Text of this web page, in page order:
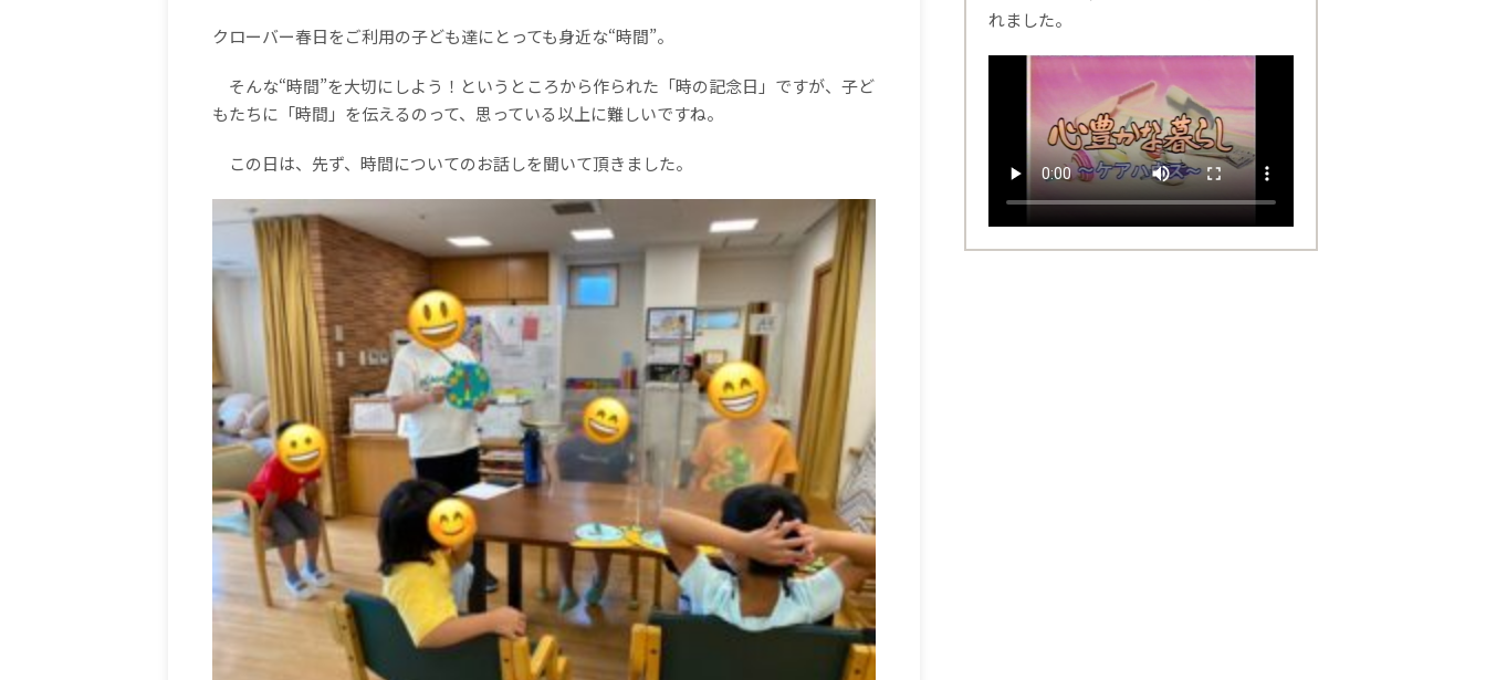
クローバー春日をご利用の子ども達にとっても身近な“時間”。
そんな“時間”を大切にしよう！というところから作られた「時の記念日」ですが、子ど
もたちに「時間」を伝えるのって、思っている以上に難しいですね。
この日は、先ず、時間についてのお話しを聞いて頂きました。
れました。